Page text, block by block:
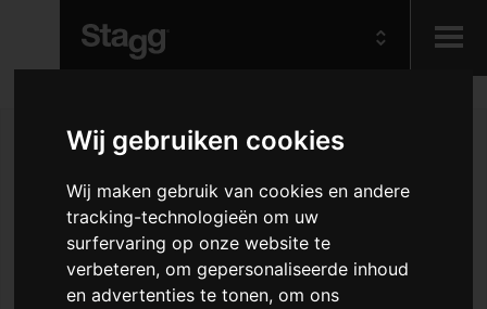
Wij gebruiken cookies
Wij maken gebruik van cookies en andere
tracking-technologieën om uw
surfervaring op onze website te
verbeteren, om gepersonaliseerde inhoud
en advertenties te tonen, om ons
Audio &
Lighting